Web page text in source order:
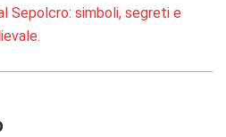
Sepolcro: simboli, segreti e